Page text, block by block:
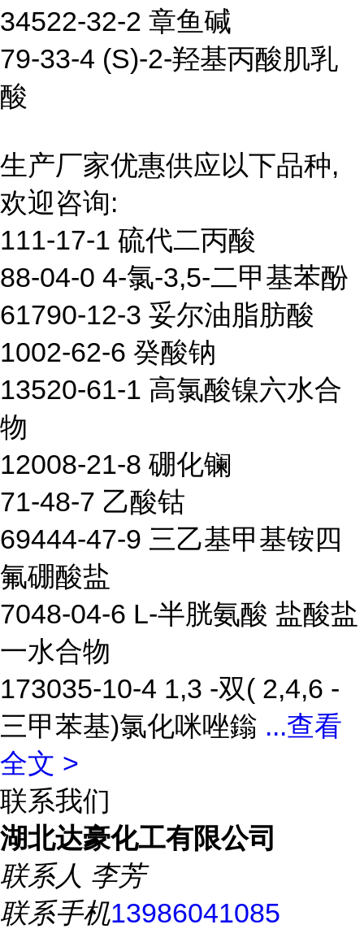
34522-32-2 章鱼碱
79-33-4 (S)-2-羟基丙酸肌乳
酸
生产厂家优惠供应以下品种,
欢迎咨询:
111-17-1 硫代二丙酸
88-04-0 4-氯-3,5-二甲基苯酚
61790-12-3 妥尔油脂肪酸
1002-62-6 癸酸钠
13520-61-1 高氯酸镍六水合
物
12008-21-8 硼化镧
71-48-7 乙酸钴
69444-47-9 三乙基甲基铵四
氟硼酸盐
7048-04-6 L-半胱氨酸 盐酸盐
一水合物
173035-10-4 1,3 -双( 2,4,6 -
三甲苯基)氯化咪唑鎓 ...查看
全文 >
联系我们
湖北达豪化工有限公司
联系人 李芳
联系手机13986041085